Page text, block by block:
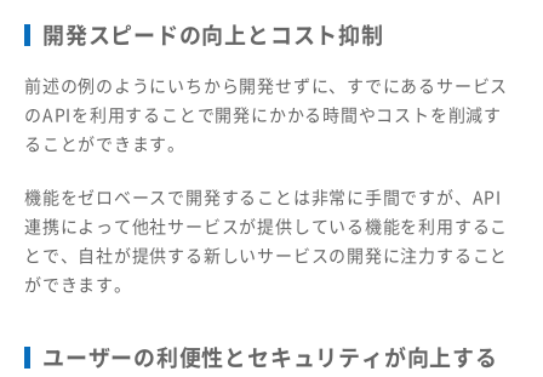
開発スピードの向上とコスト抑制
前述の例のようにいちから開発せずに、すでにあるサービス
のAPIを利用することで開発にかかる時間やコストを削減す
ることができます。
機能をゼロベースで開発することは非常に手間ですが、API
連携によって他社サービスが提供している機能を利用するこ
とで、自社が提供する新しいサービスの開発に注力すること
ができます。
ユーザーの利便性とセキュリティが向上する